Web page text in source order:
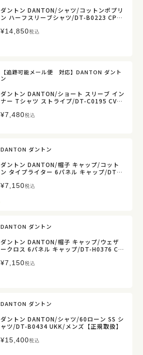
ダントン DANTON/シャツ/コットンポプリ
ン ハーフスリーブシャツ/DT-B0223 CPL/
¥14,850税込
【追跡可能メール便 対応】DANTON ダント
ン
ダントン DANTON/ショート スリーブ イン
ナー Tシャツ ストライプ/DT-C0195 CVT-
¥7,480税込
DANTON ダントン
ダントン DANTON/帽子 キャップ/コット
ン タイプライター 6パネル キャップ/DT-H
¥7,150税込
DANTON ダントン
ダントン DANTON/帽子 キャップ/ウェザ
ークロス 6パネル キャップ/DT-H0376 CW
¥7,150税込
DANTON ダントン
ダントン DANTON/シャツ/60ローン SS シ
ャツ/DT-B0434 UKK/メンズ【正規取扱】
¥15,400税込